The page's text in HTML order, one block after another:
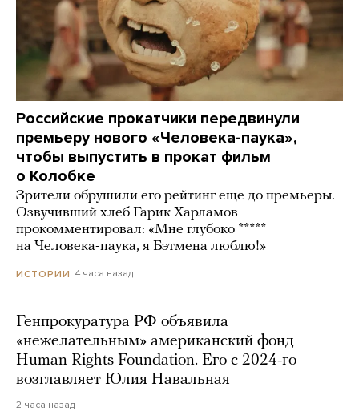
Российские прокатчики передвинули
премьеру нового «Человека-паука»,
чтобы выпустить в прокат фильм
о Колобке
Зрители обрушили его рейтинг еще до премьеры.
Озвучивший хлеб Гарик Харламов
прокомментировал: «Мне глубоко *****
на Человека-паука, я Бэтмена люблю!»
ИСТОРИИ 4 часа назад
Генпрокуратура РФ объявила
«нежелательным» американский фонд
Human Rights Foundation. Его с 2024-го
возглавляет Юлия Навальная
2 часа назад